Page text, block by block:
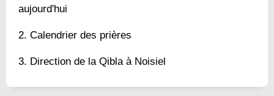
aujourd'hui
Calendrier des prières
Direction de la Qibla à Noisiel